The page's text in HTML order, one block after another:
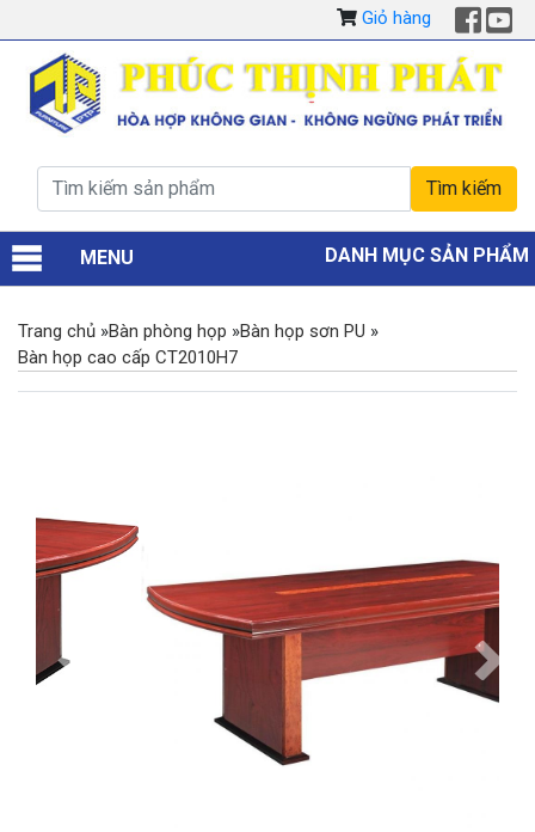
Giỏ hàng
MENU DANH MỤC SẢN PHẨM
Trang chủ »Bàn phòng họp »Bàn họp sơn PU »
Bàn họp cao cấp CT2010H7